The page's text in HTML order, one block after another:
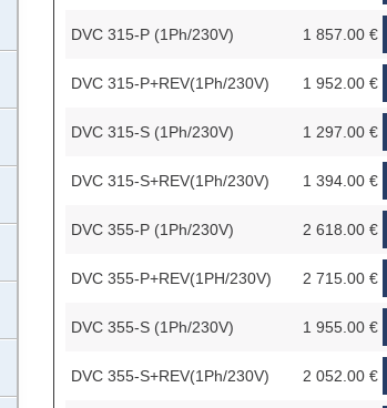
DVC 315-P (1Ph/230V) 1 857.00 €
DVC 315-P+REV(1Ph/230V) 1 952.00 €
DVC 315-S (1Ph/230V) 1 297.00 €
DVC 315-S+REV(1Ph/230V) 1 394.00 €
DVC 355-P (1Ph/230V) 2 618.00 €
DVC 355-P+REV(1PH/230V) 2 715.00 €
DVC 355-S (1Ph/230V) 1 955.00 €
DVC 355-S+REV(1Ph/230V) 2 052.00 €